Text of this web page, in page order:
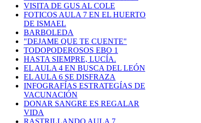
VISITA DE GUS AL COLE
FOTICOS AULA 7 EN EL HUERTO
DE ISMAEL
BARBOLEDA
"DEJAME QUE TE CUENTE"
TODOPODEROSOS EBO 1
HASTA SIEMPRE, LUCÍA.
EL AULA 4 EN BUSCA DEL LEÓN
EL AULA 6 SE DISFRAZA
INFOGRAFÍAS ESTRATEGÍAS DE
VACUNACIÓN
DONAR SANGRE ES REGALAR
VIDA
RASTRILLANDO AULA 7